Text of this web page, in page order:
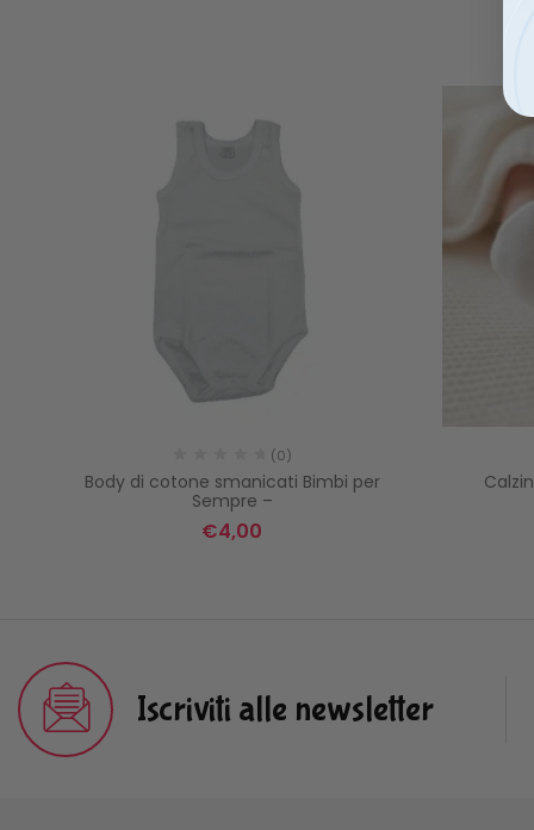
(0)
Body di cotone smanicati Bimbi per
Sempre –
€4,00
Iscriviti alle newsletter